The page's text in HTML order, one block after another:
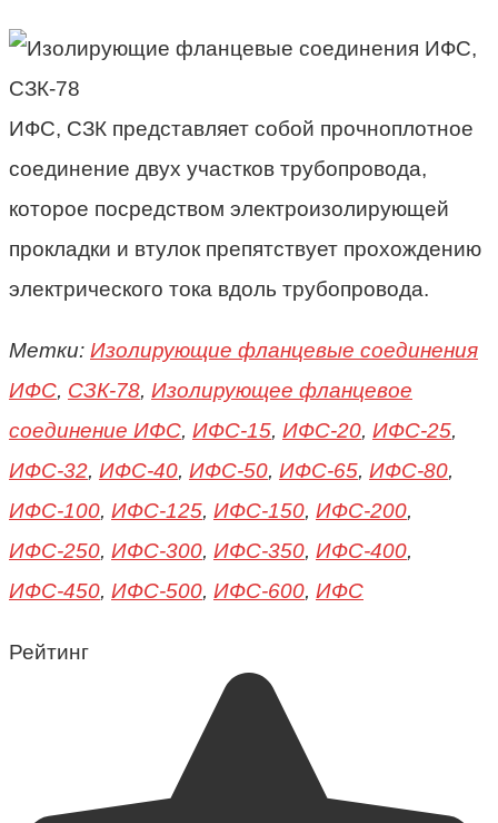
ИФС, СЗК представляет собой прочноплотное
соединение двух участков трубопровода,
которое посредством электроизолирующей
прокладки и втулок препятствует прохождению
электрического тока вдоль трубопровода.
Метки: Изолирующие фланцевые соединения
ИФС, СЗК-78, Изолирующее фланцевое
соединение ИФС, ИФС-15, ИФС-20, ИФС-25,
ИФС-32, ИФС-40, ИФС-50, ИФС-65, ИФС-80,
ИФС-100, ИФС-125, ИФС-150, ИФС-200,
ИФС-250, ИФС-300, ИФС-350, ИФС-400,
ИФС-450, ИФС-500, ИФС-600, ИФС
Рейтинг